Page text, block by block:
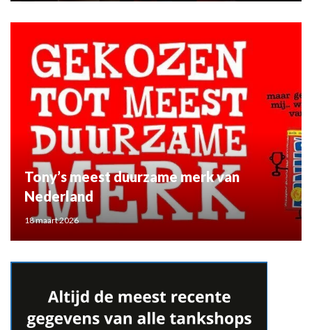
Tony’s meest duurzame merk van
Nederland
18 maart 2026